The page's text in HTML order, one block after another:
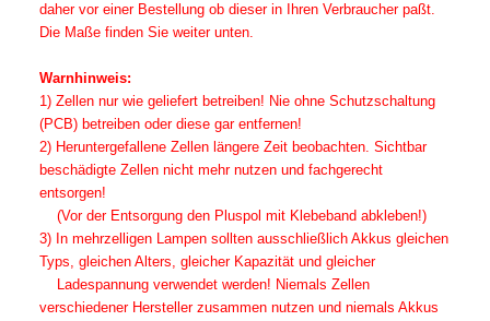
daher vor einer Bestellung ob dieser in Ihren Verbraucher paßt.
Die Maße finden Sie weiter unten.
Warnhinweis:
1) Zellen nur wie geliefert betreiben! Nie ohne Schutzschaltung
(PCB) betreiben oder diese gar entfernen!
2) Heruntergefallene Zellen längere Zeit beobachten. Sichtbar
beschädigte Zellen nicht mehr nutzen und fachgerecht
entsorgen!
(Vor der Entsorgung den Pluspol mit Klebeband abkleben!)
3) In mehrzelligen Lampen sollten ausschließlich Akkus gleichen
Typs, gleichen Alters, gleicher Kapazität und gleicher
Ladespannung verwendet werden! Niemals Zellen
verschiedener Hersteller zusammen nutzen und niemals Akkus